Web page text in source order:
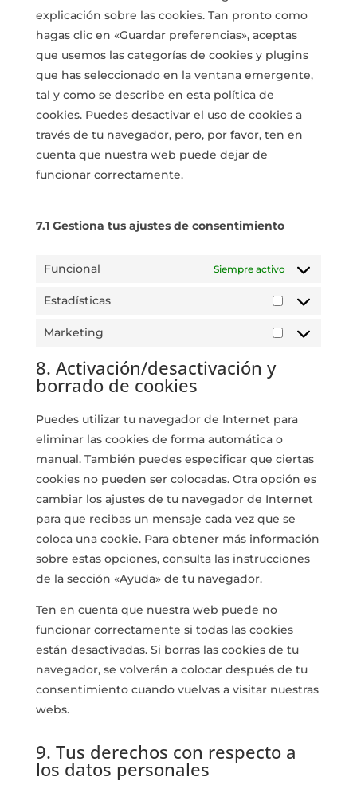
explicación sobre las cookies. Tan pronto como
hagas clic en «Guardar preferencias», aceptas
que usemos las categorías de cookies y plugins
que has seleccionado en la ventana emergente,
tal y como se describe en esta política de
cookies. Puedes desactivar el uso de cookies a
través de tu navegador, pero, por favor, ten en
cuenta que nuestra web puede dejar de
funcionar correctamente.
7.1 Gestiona tus ajustes de consentimiento
Funcional Siempre activo
Estadísticas
Estadísticas
Marketing
Marketing
8. Activación/desactivación y
borrado de cookies
Puedes utilizar tu navegador de Internet para
eliminar las cookies de forma automática o
manual. También puedes especificar que ciertas
cookies no pueden ser colocadas. Otra opción es
cambiar los ajustes de tu navegador de Internet
para que recibas un mensaje cada vez que se
coloca una cookie. Para obtener más información
sobre estas opciones, consulta las instrucciones
de la sección «Ayuda» de tu navegador.
Ten en cuenta que nuestra web puede no
funcionar correctamente si todas las cookies
están desactivadas. Si borras las cookies de tu
navegador, se volverán a colocar después de tu
consentimiento cuando vuelvas a visitar nuestras
webs.
9. Tus derechos con respecto a
los datos personales